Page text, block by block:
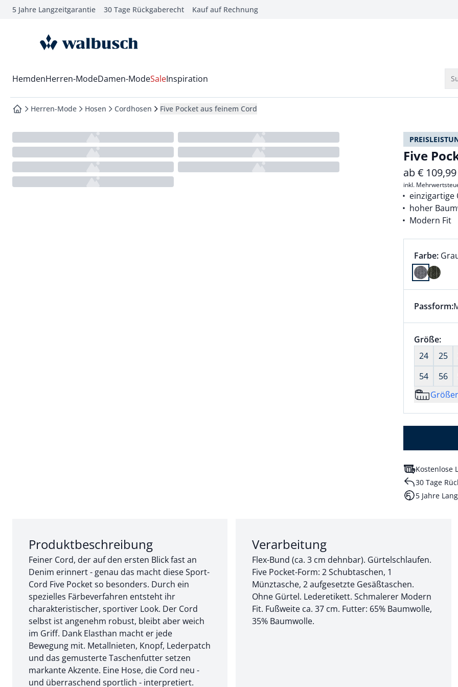
springen
springen
springen
5 Jahre Langzeitgarantie 30 Tage Rückgaberecht Kauf auf Rechnung
zur Startseite
Wechsel in das Menü mit Pfeil-Runter Taste
HemdenHerren-ModeDamen-ModeSaleInspiration
zur Startseite
Herren-Mode Hosen Cordhosen Five Pocket aus feinem Cord
Five
ab€ 109,99
inkl.
einzigartige
hoher
Modern Fit
Farbe:
Farbe Grau
Dieser
Passform:
Größe:
24
25
54
56
Kostenlose
30 Tage
5 Jahre
Abschnitt 1 von 3:
Produktbeschreibung
Feiner Cord, der auf den ersten Blick fast an
Denim erinnert - genau das macht diese Sport-
Cord Five Pocket so besonders. Durch ein
spezielles Färbeverfahren entsteht ihr
charakteristischer, sportiver Look. Der Cord
selbst ist angenehm robust, bleibt aber weich
im Griff. Dank Elasthan macht er jede
Bewegung mit. Metallnieten, Knopf, Lederpatch
und das gemusterte Taschenfutter setzen
markante Akzente. Eine Hose, die Cord neu -
und überraschend sportlich - interpretiert.
Abschnitt 2 von 3:
Verarbeitung
Flex-Bund (ca. 3 cm dehnbar). Gürtelschlaufen.
Five Pocket-Form: 2 Schubtaschen, 1
Münztasche, 2 aufgesetzte Gesäßtaschen.
Ohne Gürtel. Lederetikett. Schmalerer Modern
Fit. Fußweite ca. 37 cm. Futter: 65% Baumwolle,
35% Baumwolle.